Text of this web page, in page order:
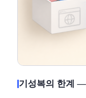
기성복의 한계